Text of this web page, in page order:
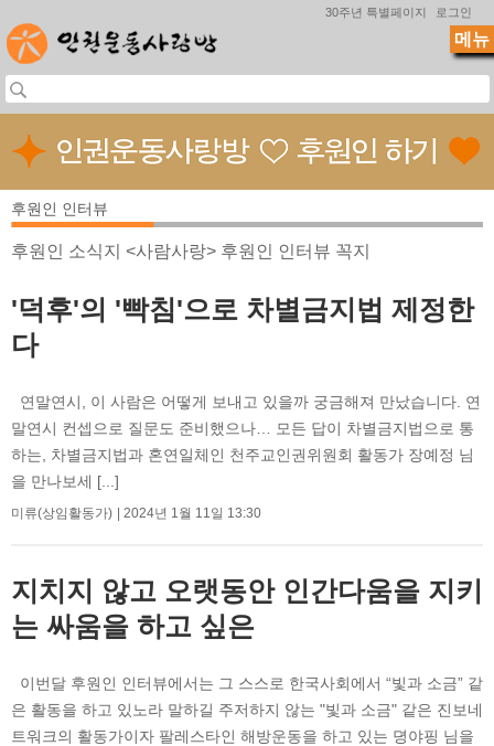
30주년 특별페이지 로그인
후원인 인터뷰
후원인 소식지 <사람사랑> 후원인 인터뷰 꼭지
'덕후'의 '빡침'으로 차별금지법 제정한
다
연말연시, 이 사람은 어떻게 보내고 있을까 궁금해져 만났습니다. 연
말연시 컨셉으로 질문도 준비했으나… 모든 답이 차별금지법으로 통
하는, 차별금지법과 혼연일체인 천주교인권위원회 활동가 장예정 님
을 만나보세 [...]
미류(상임활동가) 2024년 1월 11일 13:30
지치지 않고 오랫동안 인간다움을 지키
는 싸움을 하고 싶은
이번달 후원인 인터뷰에서는 그 스스로 한국사회에서 “빛과 소금” 같
은 활동을 하고 있노라 말하길 주저하지 않는 "빛과 소금" 같은 진보네
트워크의 활동가이자 팔레스타인 해방운동을 하고 있는 뎡야핑 님을
메뉴